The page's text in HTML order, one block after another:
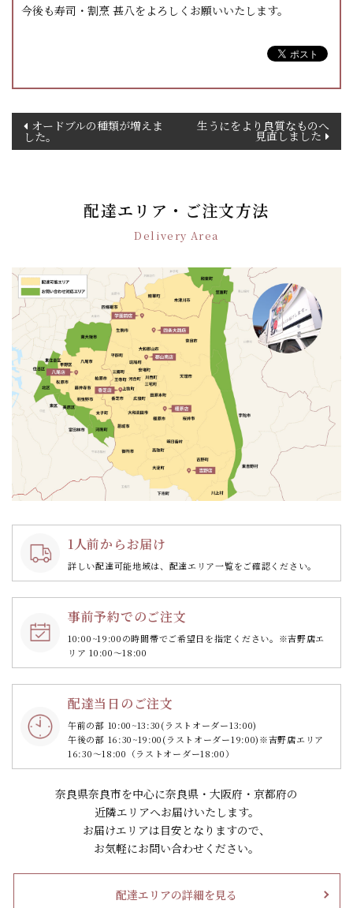
今後も寿司・割烹 甚八をよろしくお願いいたします。
ン
オードブルの種類が増えま
した。
生うにをより良質なものへ
見直しました
配達エリア・ご注文方法
Delivery Area
1人前からお届け
詳しい配達可能地域は、配達エリア一覧をご確認ください。
事前予約でのご注文
10:00~19:00の時間帯でご希望日を指定ください。 ※吉野店エ
リア 10:00～18:00
配達当日のご注文
午前の部 10:00~13:30(ラストオーダー13:00)
午後の部 16:30~19:00(ラストオーダー19:00)※吉野店エリア
16:30～18:00（ラストオーダー18:00）
奈良県奈良市を中心に奈良県・大阪府・京都府の
近隣エリアへお届けいたします。
お届けエリアは目安となりますので、
お気軽にお問い合わせください。
配達エリアの詳細を見る